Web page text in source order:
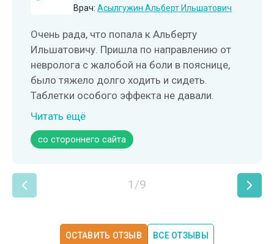
Врач: Асылгужин Альберт Ильшатович
Очень рада, что попала к Альберту
Ильшатовичу. Пришла по направлению от
невролога с жалобой на боли в пояснице,
было тяжело долго ходить и сидеть.
Таблетки особого эффекта не давали.
После 1-го же сеанса я почувствовала себя
намного лучше. Врач работает очень
аккуратно, чувствуется профессионализм.
упражнения для дома, буду поддерживать
результат. Очень благодарна.
Читать ещё
со стороннего сайта
1/9
ОСТАВИТЬ ОТЗЫВ ВСЕ ОТЗЫВЫ